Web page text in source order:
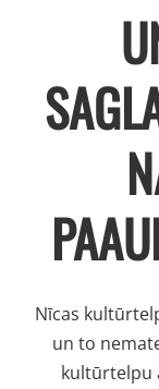
Nīcas
un to
kultūrtelpu